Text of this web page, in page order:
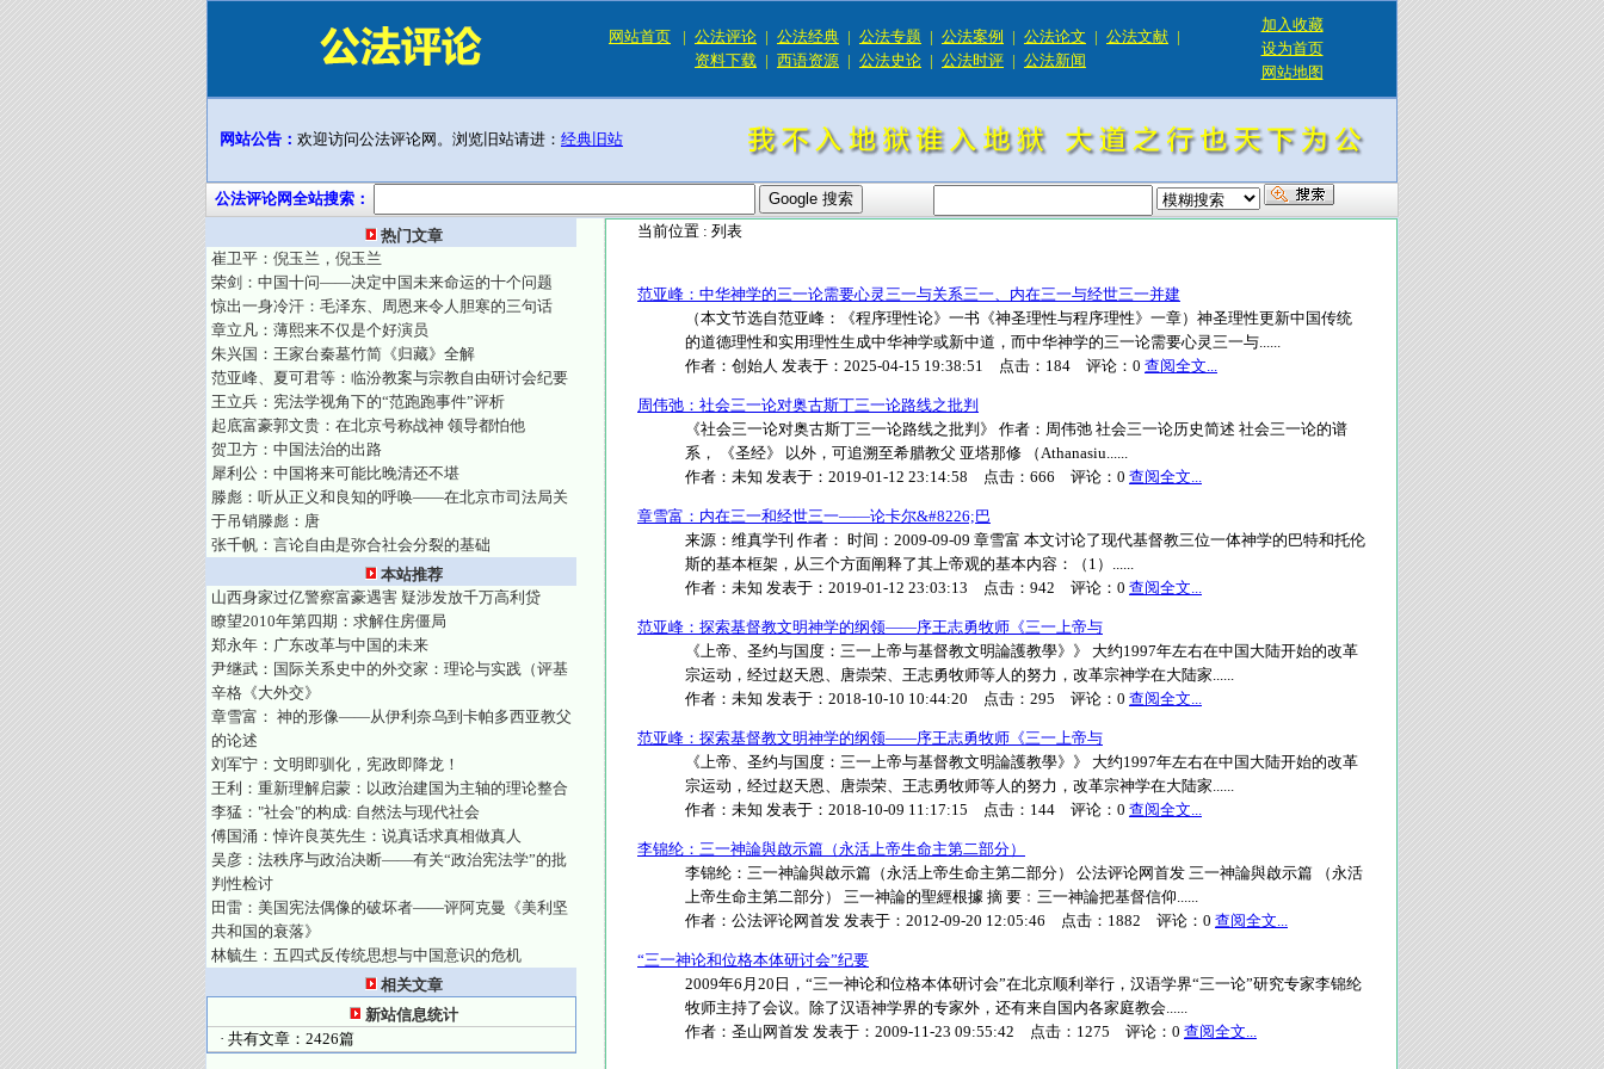
网站首页 | 公法评论 | 公法经典 | 公法专题 | 公法案例 | 公法论文 | 公法文献 |
资料下载 | 西语资源 | 公法史论 | 公法时评 | 公法新闻
加入收藏
设为首页
网站地图
网站公告： 欢迎访问公法评论网。浏览旧站请进： 经典旧站
公法评论网全站搜索：
热门文章
崔卫平：倪玉兰，倪玉兰
荣剑：中国十问——决定中国未来命运的十个问题
惊出一身冷汗：毛泽东、周恩来令人胆寒的三句话
章立凡：薄熙来不仅是个好演员
朱兴国：王家台秦墓竹简《归藏》全解
范亚峰、夏可君等：临汾教案与宗教自由研讨会纪要
王立兵：宪法学视角下的“范跑跑事件”评析
起底富豪郭文贵：在北京号称战神 领导都怕他
贺卫方：中国法治的出路
犀利公：中国将来可能比晚清还不堪
滕彪：听从正义和良知的呼唤——在北京市司法局关
于吊销滕彪：唐
张千帆：言论自由是弥合社会分裂的基础
本站推荐
山西身家过亿警察富豪遇害 疑涉发放千万高利贷
瞭望2010年第四期：求解住房僵局
郑永年：广东改革与中国的未来
尹继武：国际关系史中的外交家：理论与实践（评基
辛格《大外交》
章雪富： 神的形像——从伊利奈乌到卡帕多西亚教父
的论述
刘军宁：文明即驯化，宪政即降龙！
王利：重新理解启蒙：以政治建国为主轴的理论整合
李猛："社会"的构成: 自然法与现代社会
傅国涌：悼许良英先生：说真话求真相做真人
吴彦：法秩序与政治决断——有关“政治宪法学”的批
判性检讨
田雷：美国宪法偶像的破坏者——评阿克曼《美利坚
共和国的衰落》
林毓生：五四式反传统思想与中国意识的危机
相关文章
新站信息统计
· 共有文章：2426篇
当前位置 : 列表
范亚峰：中华神学的三一论需要心灵三一与关系三一、内在三一与经世三一并建
（本文节选自范亚峰：《程序理性论》一书《神圣理性与程序理性》一章）神圣理性更新中国传统
的道德理性和实用理性生成中华神学或新中道，而中华神学的三一论需要心灵三一与......
作者： 创始人 发表于： 2025-04-15 19:38:51 点击： 184 评论： 0 查阅全文...
周伟弛：社会三一论对奥古斯丁三一论路线之批判
《社会三一论对奥古斯丁三一论路线之批判》 作者：周伟弛 社会三一论历史简述 社会三一论的谱
系， 《圣经》 以外，可追溯至希腊教父 亚塔那修 （Athanasiu......
作者： 未知 发表于： 2019-01-12 23:14:58 点击： 666 评论： 0 查阅全文...
章雪富：内在三一和经世三一——论卡尔&#8226;巴
来源：维真学刊 作者： 时间：2009-09-09 章雪富 本文讨论了现代基督教三位一体神学的巴特和托伦
斯的基本框架，从三个方面阐释了其上帝观的基本内容：（1）......
作者： 未知 发表于： 2019-01-12 23:03:13 点击： 942 评论： 0 查阅全文...
范亚峰：探索基督教文明神学的纲领——序王志勇牧师《三一上帝与
《上帝、圣约与国度：三一上帝与基督教文明論護教學》》 大约1997年左右在中国大陆开始的改革
宗运动，经过赵天恩、唐崇荣、王志勇牧师等人的努力，改革宗神学在大陆家......
作者： 未知 发表于： 2018-10-10 10:44:20 点击： 295 评论： 0 查阅全文...
范亚峰：探索基督教文明神学的纲领——序王志勇牧师《三一上帝与
《上帝、圣约与国度：三一上帝与基督教文明論護教學》》 大约1997年左右在中国大陆开始的改革
宗运动，经过赵天恩、唐崇荣、王志勇牧师等人的努力，改革宗神学在大陆家......
作者： 未知 发表于： 2018-10-09 11:17:15 点击： 144 评论： 0 查阅全文...
李锦纶：三一神論與啟示篇（永活上帝生命主第二部分）
李锦纶：三一神論與啟示篇（永活上帝生命主第二部分） 公法评论网首发 三一神論與啟示篇 （永活
上帝生命主第二部分） 三一神論的聖經根據 摘 要﹕三一神論把基督信仰......
作者： 公法评论网首发 发表于： 2012-09-20 12:05:46 点击： 1882 评论： 0 查阅全文...
“三一神论和位格本体研讨会”纪要
2009年6月20日，“三一神论和位格本体研讨会”在北京顺利举行，汉语学界“三一论”研究专家李锦纶
牧师主持了会议。除了汉语神学界的专家外，还有来自国内各家庭教会......
作者： 圣山网首发 发表于： 2009-11-23 09:55:42 点击： 1275 评论： 0 查阅全文...